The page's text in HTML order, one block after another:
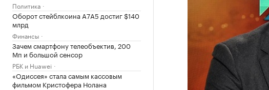
Политика
Оборот стейблкоина А7А5 достиг $140
млрд
Финансы
Зачем смартфону телеобъектив, 200
Мп и большой сенсор
РБК и Huawei
«Одиссея» стала самым кассовым
фильмом Кристофера Нолана